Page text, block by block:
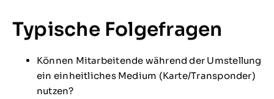
Typische Folgefragen
Können Mitarbeitende während der Umstellung
ein einheitliches Medium (Karte/Transponder)
nutzen?